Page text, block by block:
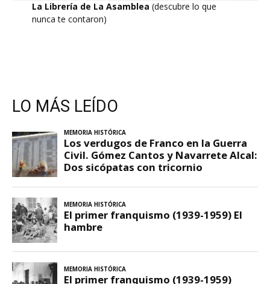
La Librería de La Asamblea (descubre lo que
nunca te contaron)
LO MÁS LEÍDO